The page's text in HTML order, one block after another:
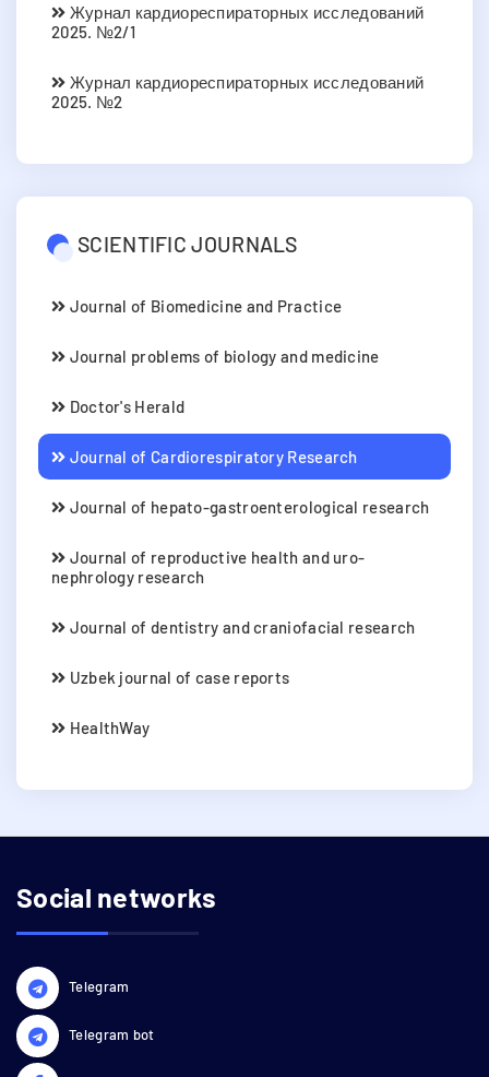
Журнал кардиореспираторных исследований
2025. №2/1
Журнал кардиореспираторных исследований
2025. №2
SCIENTIFIC JOURNALS
Journal of Biomedicine and Practice
Journal problems of biology and medicine
Doctor's Herald
Journal of Cardiorespiratory Research
Journal of hepato-gastroenterological research
Journal of reproductive health and uro-
nephrology research
Journal of dentistry and craniofacial research
Uzbek journal of case reports
HealthWay
Social networks
Telegram
Telegram bot